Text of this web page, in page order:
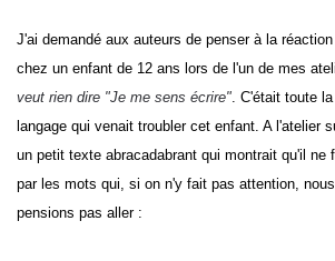
J'ai demandé aux auteurs de penser à la
chez un enfant de 12 ans lors de l'un de mes
veut rien dire "Je me sens écrire". C'était toute
langage qui venait troubler cet enfant. A l'atelier
un petit texte abracadabrant qui montrait qu'il ne
par les mots qui, si on n'y fait pas attention,
pensions pas aller :